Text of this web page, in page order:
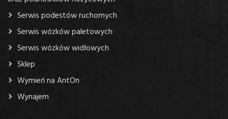
Serwis podestów ruchomych
Serwis wózków paletowych
Serwis wózków widłowych
Sklep
Wymień na AntOn
Wynajem